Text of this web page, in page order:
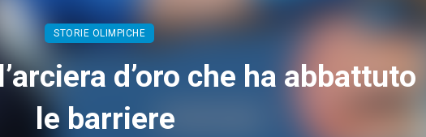
STORIE OLIMPICHE
d’oro che ha abbattuto
le barriere